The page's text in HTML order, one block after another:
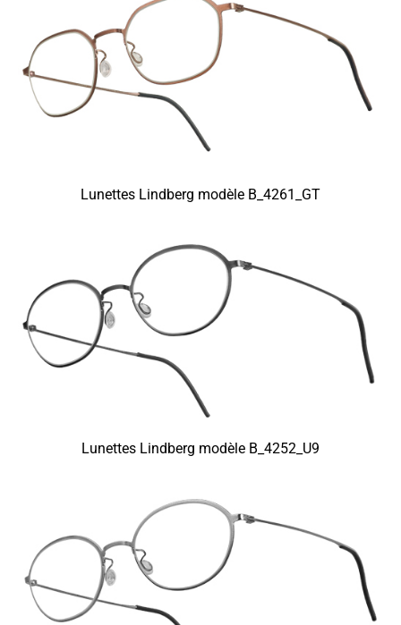
Lunettes Lindberg modèle B_4261_GT
Lunettes Lindberg modèle B_4252_U9